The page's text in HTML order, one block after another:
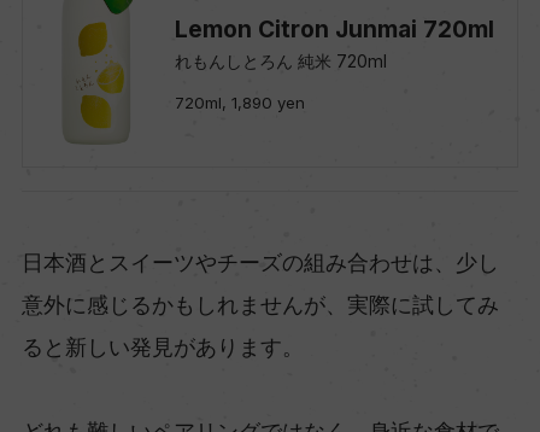
Lemon Citron Junmai 720ml
れもんしとろん 純米 720ml
720ml, 1,890 yen
日本酒とスイーツやチーズの組み合わせは、少し
意外に感じるかもしれませんが、実際に試してみ
ると新しい発見があります。